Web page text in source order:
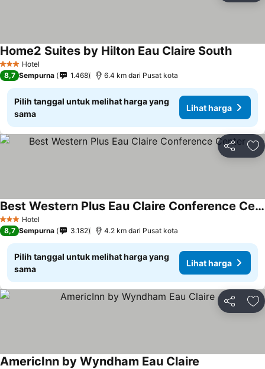
3 BintangHotel
Home2 Suites by Hilton Eau Claire South
8,7 Sempurna 1.468 6.4 km dari Pusat kota
Pilih tanggal untuk melihat harga yang
sama
Lihat harga
Bagikan
3 BintangHotel
Best Western Plus Eau Claire Conference Center
8,7 Sempurna 3.182 4.2 km dari Pusat kota
Pilih tanggal untuk melihat harga yang
sama
Lihat harga
Bagikan
AmericInn by Wyndham Eau Claire